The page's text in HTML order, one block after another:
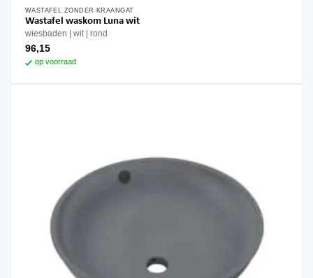
WASTAFEL ZONDER KRAANGAT
Wastafel waskom Luna wit
wiesbaden wit rond
96,15
op voorraad